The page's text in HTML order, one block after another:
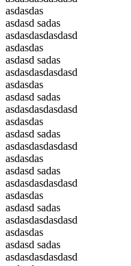
asdasdas
asdasd sadas
asdasdasdasdasd
asdasdas
asdasd sadas
asdasdasdasdasd
asdasdas
asdasd sadas
asdasdasdasdasd
asdasdas
asdasd sadas
asdasdasdasdasd
asdasdas
asdasd sadas
asdasdasdasdasd
asdasdas
asdasd sadas
asdasdasdasdasd
asdasdas
asdasd sadas
asdasdasdasdasd